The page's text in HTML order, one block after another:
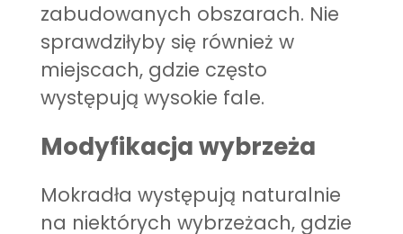
zabudowanych obszarach. Nie
sprawdziłyby się również w
miejscach, gdzie często
występują wysokie fale.
Modyfikacja wybrzeża
Mokradła występują naturalnie
na niektórych wybrzeżach, gdzie